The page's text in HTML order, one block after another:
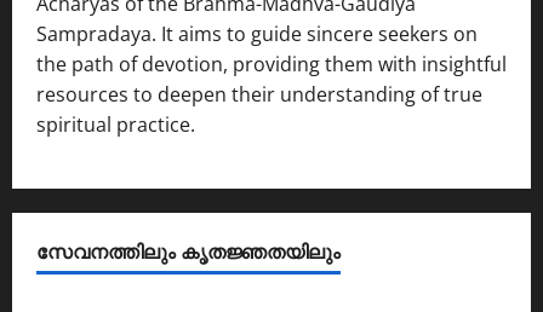
Sampradaya. It aims to guide sincere seekers on
the path of devotion, providing them with insightful
resources to deepen their understanding of true
spiritual practice.
സേവനത്തിലും കൃതജ്ഞതയിലും